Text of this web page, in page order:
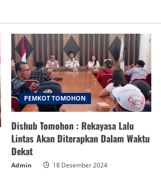
PEMKOT TOMOHON
Dishub Tomohon : Rekayasa Lalu
Lintas Akan Diterapkan Dalam Waktu
Dekat
Admin 18 Desember 2024